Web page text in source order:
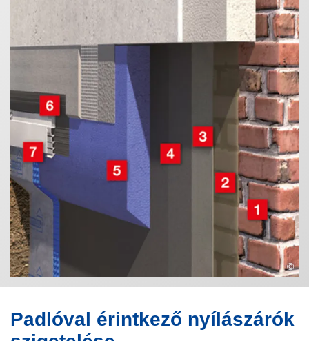
©
Padlóval érintkező nyílászárók